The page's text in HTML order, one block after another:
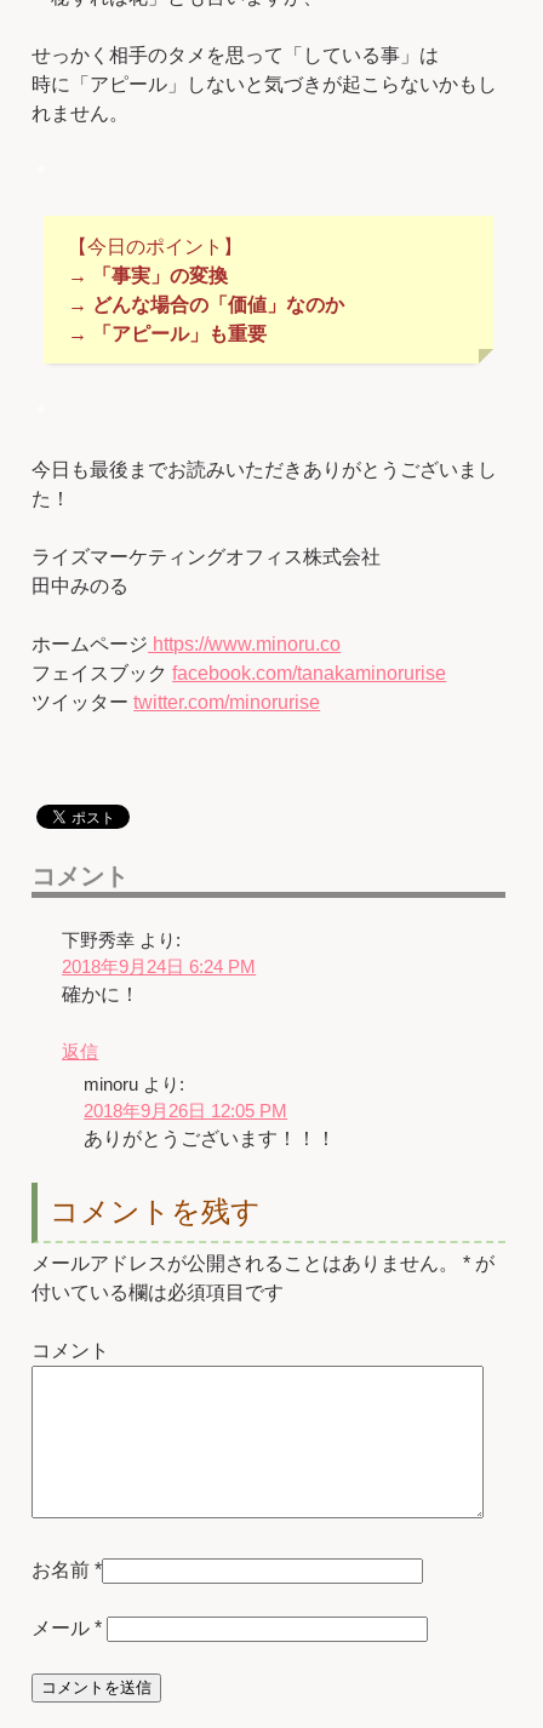
せっかく相手のタメを思って「している事」は
時に「アピール」しないと気づきが起こらないかもし
れません。
【今日のポイント】
→ 「事実」の変換
→ どんな場合の「価値」なのか
→ 「アピール」も重要
今日も最後までお読みいただきありがとうございまし
た！
ライズマーケティングオフィス株式会社
田中みのる
ホームページ https://www.minoru.co
フェイスブックfacebook.com/tanakaminorurise
ツイッターtwitter.com/minorurise
コメント
下野秀幸 より:
2018年9月24日 6:24 PM
確かに！
返信
minoru より:
2018年9月26日 12:05 PM
ありがとうございます！！！
コメントを残す
メールアドレスが公開されることはありません。 * が
付いている欄は必須項目です
コメント
お名前 *
メール*